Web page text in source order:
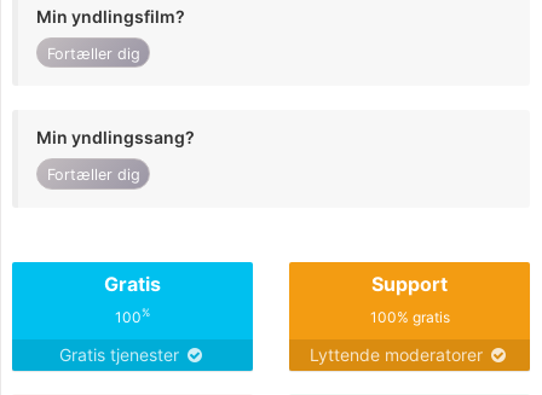
Min yndlingsfilm?
Fortæller dig
Min yndlingssang?
Fortæller dig
Gratis
100%
Gratis tjenester
Support
100% gratis
Lyttende moderatorer